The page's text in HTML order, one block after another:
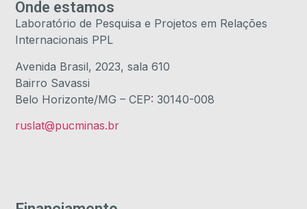
Onde estamos
Laboratório de Pesquisa e Projetos em Relações
Internacionais PPL
Avenida Brasil, 2023, sala 610
Bairro Savassi
Belo Horizonte/MG – CEP: 30140-008
ruslat@pucminas.br